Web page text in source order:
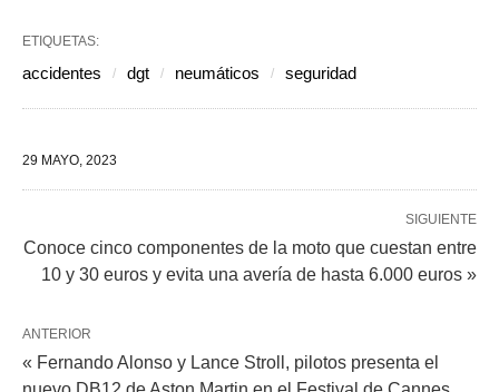
ETIQUETAS:
accidentes dgt neumáticos seguridad
29 MAYO, 2023
SIGUIENTE
Conoce cinco componentes de la moto que cuestan entre
10 y 30 euros y evita una avería de hasta 6.000 euros »
ANTERIOR
« Fernando Alonso y Lance Stroll, pilotos presenta el